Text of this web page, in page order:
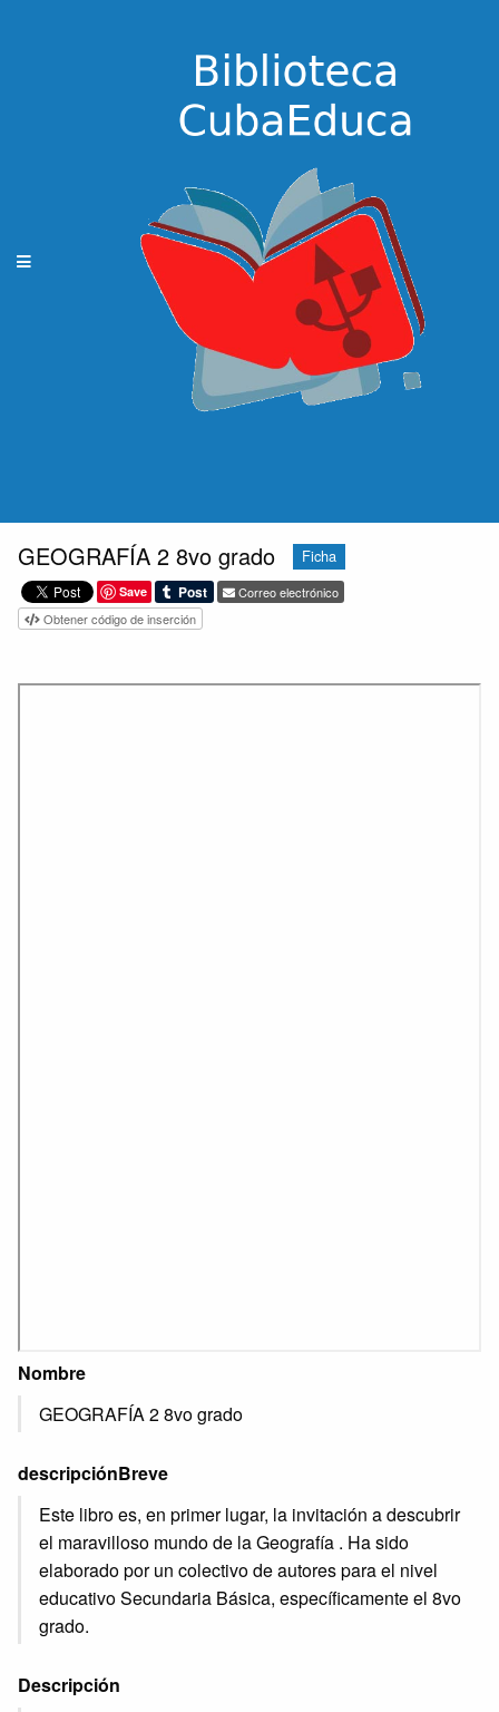
GEOGRAFÍA 2 8vo grado Ficha
Save
Correo electrónico
Obtener código de inserción
Nombre
GEOGRAFÍA 2 8vo grado
descripciónBreve
Este libro es, en primer lugar, la invitación a descubrir
el maravilloso mundo de la Geografía . Ha sido
elaborado por un colectivo de autores para el nivel
educativo Secundaria Básica, específicamente el 8vo
grado.
Descripción